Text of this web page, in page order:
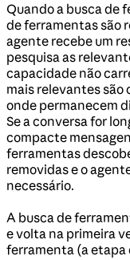
Quando a busca de
de ferramentas são
agente recebe um
pesquisa as
capacidade não
mais relevantes são
onde permanecem
Se a conversa for
compacte
ferramentas
removidas e o
necessário.
A busca de
e volta na primeira
ferramenta (a etapa